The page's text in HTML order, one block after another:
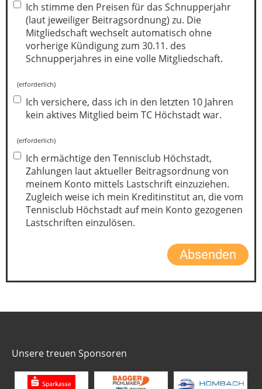
Ich stimme den Preisen für das Schnupperjahr
(laut jeweiliger Beitragsordnung) zu. Die
Mitgliedschaft wechselt automatisch ohne
vorherige Kündigung zum 30.11. des
Schnupperjahres in eine volle Mitgliedschaft.
(erforderlich)
Ich versichere, dass ich in den letzten 10 Jahren
kein aktives Mitglied beim TC Höchstadt war.
(erforderlich)
Ich ermächtige den Tennisclub Höchstadt,
Zahlungen laut aktueller Beitragsordnung von
meinem Konto mittels Lastschrift einzuziehen.
Zugleich weise ich mein Kreditinstitut an, die vom
Tennisclub Höchstadt auf mein Konto gezogenen
Lastschriften einzulösen.
Unsere treuen Sponsoren